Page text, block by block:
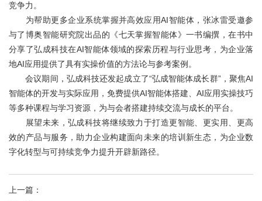
竞争力。
为帮助更多企业系统掌握并高效应用AI智能体，张冰雷受邀参
与了博奥智能研究院出品的《七天掌握智能体》一书编撰，在书中
分享了弘成科技在AI智能体领域的探索历程与行业思考，为企业落
地AI应用提供了具有实操价值的方法论与参考案例。
会议期间，弘成科技还发起成立了“弘成智能体成长群”，聚焦AI
智能体的开发与实际应用，免费提供AI智能体搭建、AI应用实操技巧
等多种课程与学习资源，为与会者搭建持续交流与成长的平台。
展望未来，弘成科技将继续致力于打造更智能、更实用、更高
效的产品与服务，助力企业构建面向未来的培训新生态，为企业数
字化转型与可持续竞争力提升开辟新路径。
上一篇 ：